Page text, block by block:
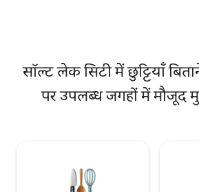
सॉल्ट लेक सिटी में छुट्टियाँ
पर उपलब्ध जगहों में मौजूद